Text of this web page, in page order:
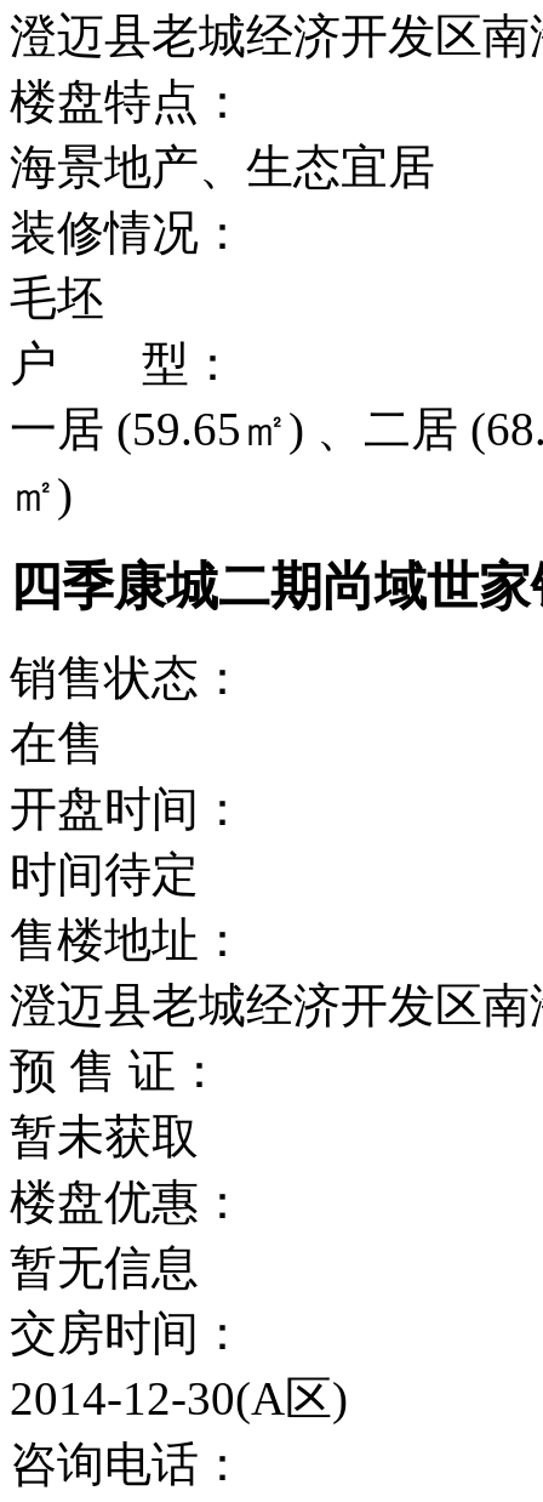
澄迈县老城经济开发区
楼盘特点：
海景地产、生态宜居
装修情况：
毛坯
户 型：
一居 (59.65㎡) 、二居
㎡)
四季康城二期尚域世
销售状态：
在售
开盘时间：
时间待定
售楼地址：
澄迈县老城经济开发区
预 售 证：
暂未获取
楼盘优惠：
暂无信息
交房时间：
2014-12-30(A区)
咨询电话：